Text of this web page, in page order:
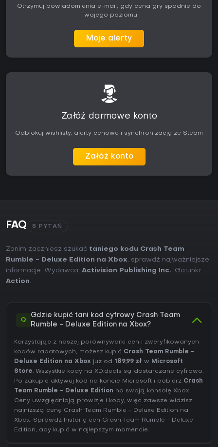
Otrzymuj powiadomienia e-mail, gdy cena gry spadnie do
Twojego poziomu
Moje alerty
Załóż darmowe konto
Odblokuj wishlisty, alerty cenowe i synchronizację ze Steam
Załóż konto
FAQ 8 PYTAŃ
Zanim zaczniesz szukać taniego kodu Crash Team
Rumble - Deluxe Edition na Xbox, sprawdź najważniejsze
informacje. Wydawca: Activision Publishing Inc.. Gatunki:
Action.
Q
Gdzie kupić tani kod cyfrowy Crash Team
Rumble - Deluxe Edition na Xbox?
Korzystając z naszej porównywarki cen i zweryfikowanych
kodów rabatowych, możesz kupić Crash Team Rumble -
Deluxe Edition na Xbox już od 189,99 zł w
Microsoft
Store. Wszystkie kody na XD.deals są dostarczane cyfrowo.
Po zakupie aktywuj kod na koncie Microsoft i pobierz Crash
Team Rumble - Deluxe Edition na swoją konsolę Xbox.
Ceny uwzględniają prowizje i kody, więc zawsze widzisz
najniższą cenę Crash Team Rumble - Deluxe Edition na
Xbox. Sprawdź historię cen Crash Team Rumble - Deluxe
Edition, aby kupić w najlepszym momencie.